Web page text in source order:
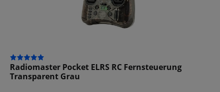
Radiomaster Pocket ELRS RC Fernsteuerung
Transparent Grau